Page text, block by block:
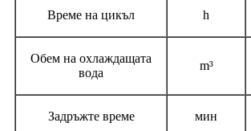
Време на цикъл h
Обем на охлаждащата
вода
m³
Задръжте време мин